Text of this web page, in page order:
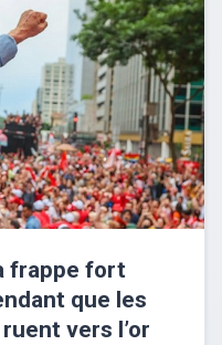
frappe fort
que les
vers l’or